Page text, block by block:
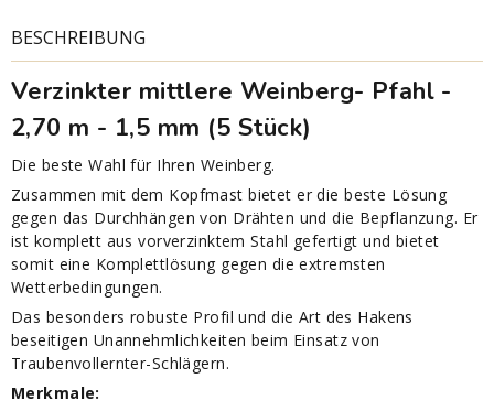
BESCHREIBUNG
Verzinkter mittlere Weinberg- Pfahl -
2,70 m - 1,5 mm (5 Stück)
Die beste Wahl für Ihren Weinberg.
Zusammen mit dem Kopfmast bietet er die beste Lösung
gegen das Durchhängen von Drähten und die Bepflanzung. Er
ist komplett aus vorverzinktem Stahl gefertigt und bietet
somit eine Komplettlösung gegen die extremsten
Wetterbedingungen.
Das besonders robuste Profil und die Art des Hakens
beseitigen Unannehmlichkeiten beim Einsatz von
Traubenvollernter-Schlägern.
Merkmale: